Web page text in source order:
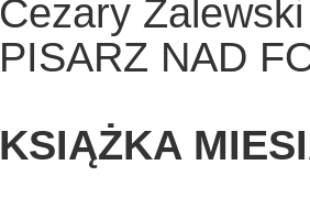
Cezary Zalewski
PISARZ NAD
KSIĄŻKA